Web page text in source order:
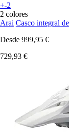
+-2
2 colores
Arai Casco integral
Desde 999,95 €
729,93 €